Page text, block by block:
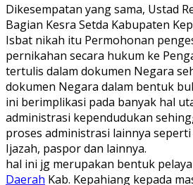
Dikesempatan yang sama, Ustad
Bagian Kesra Setda Kabupaten
Isbat nikah itu Permohonan
pernikahan secara hukum ke
tertulis dalam dokumen Negara
dokumen Negara dalam bentuk
ini berimplikasi pada banyak hal
administrasi kependudukan
proses administrasi lainnya
Ijazah, paspor dan lainnya.
hal ini jg merupakan bentuk
Daerah Kab. Kepahiang kepada